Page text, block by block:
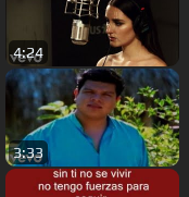
4:24
3:33